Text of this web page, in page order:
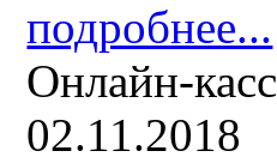
подробнее...
Онлайн-
02.11.2018